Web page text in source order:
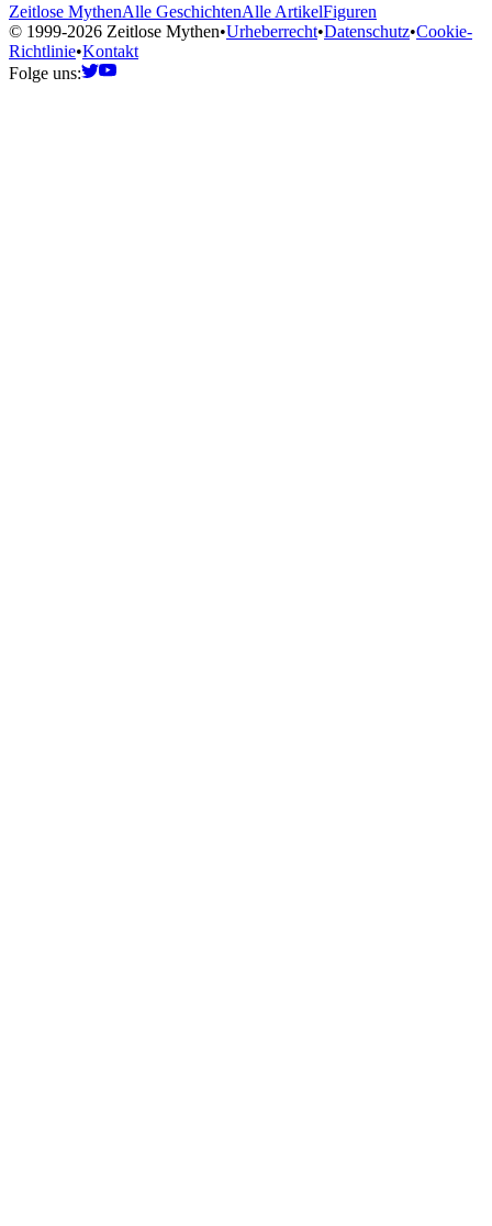
Zeitlose MythenAlle GeschichtenAlle ArtikelFiguren
© 1999-2026 Zeitlose Mythen•Urheberrecht•Datenschutz•Cookie-
Richtlinie•Kontakt
Folge uns: